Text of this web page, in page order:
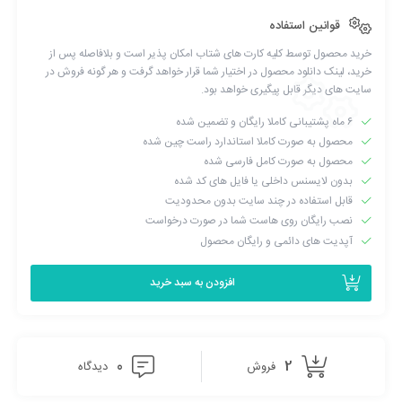
افزونه پرداخت با یک کلیک
Button label: متنی که روی دکمه نمایش داده می شود. به صورت
پیش فرض انگلیسی است و شما می توانید آن را به فارسی تغییر دهید.
قوانین استفاده
خرید محصول توسط کلیه کارت های شتاب امکان پذیر است و بلافاصله پس از
خرید، لینک دانلود محصول در اختیار شما قرار خواهد گرفت و هر گونه فروش در
سایت های دیگر قابل پیگیری خواهد بود.
۶ ماه پشتیبانی کاملا رایگان و تضمین شده
محصول به صورت کاملا استاندارد راست چین شده
محصول به صورت کامل فارسی شده
بدون لایسنس داخلی یا فایل های کد شده
قابل استفاده در چند سایت بدون محدودیت
نصب رایگان روی هاست شما در صورت درخواست
آپدیت های دائمی و رایگان محصول
افزودن به سبد خرید
2 فروش 0 دیدگاه